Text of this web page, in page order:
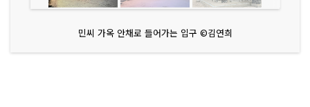
민씨 가옥 안채로 들어가는 입구 ©김연희